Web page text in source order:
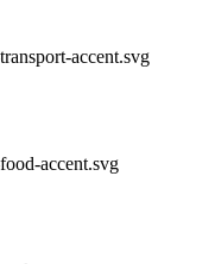
accent.svg
accent.svg